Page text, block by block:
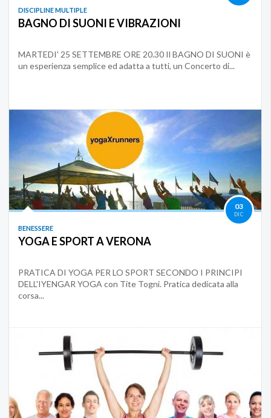
DISCIPLINE MULTIPLE
BAGNO DI SUONI E VIBRAZIONI
MARTEDI' 25 SETTEMBRE ORE 20.30 Il BAGNO DI SUONI è
un esperienza semplice ed adatta a tutti, un Concerto di...
03
DIC
BENESSERE
YOGA E SPORT A VERONA
PRATICA DI YOGA PER LO SPORT SECONDO I PRINCIPI
DELL'IYENGAR YOGA con Tite Togni. Pratica dedicata alla
corsa...